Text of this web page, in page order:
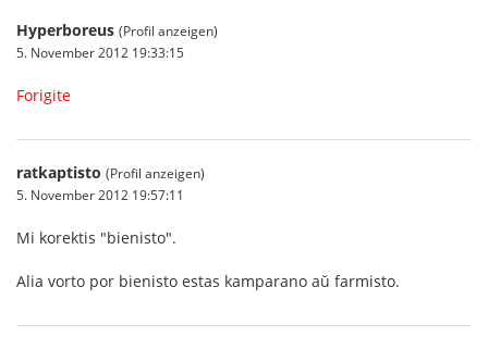
Hyperboreus (Profil anzeigen)
5. November 2012 19:33:15
Forigite
ratkaptisto (Profil anzeigen)
5. November 2012 19:57:11
Mi korektis "bienisto".
Alia vorto por bienisto estas kamparano aŭ farmisto.